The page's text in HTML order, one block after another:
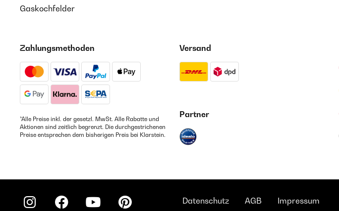
Gaskochfelder
Zahlungsmethoden
*Alle Preise inkl. der gesetzl. MwSt. Alle Rabatte und
Aktionen sind zeitlich begrenzt. Die durchgestrichenen
Preise entsprechen dem bisherigen Preis bei Klarstein.
Versand
Partner
Datenschutz AGB Impressum